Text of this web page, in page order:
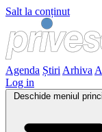
Salt la conținut
Agenda Știri Arhiva
Log in
Deschide meniul